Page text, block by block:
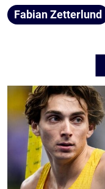
Fabian Zetterlund